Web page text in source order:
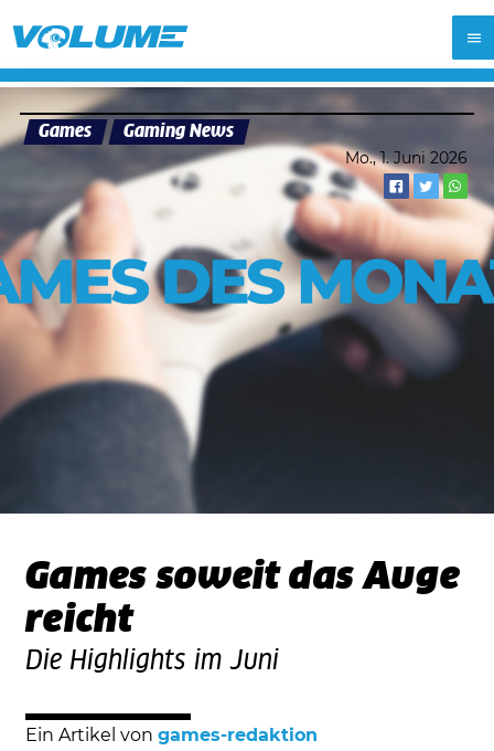
Games Gaming News
Mo., 1. Juni 2026
Games soweit das Auge
reicht
Die Highlights im Juni
Ein Artikel von games-redaktion